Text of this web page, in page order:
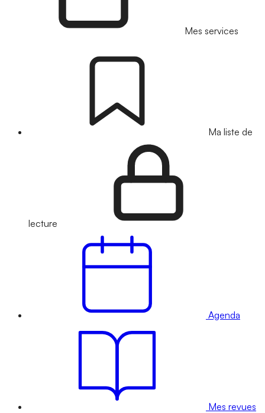
Mes services
Ma liste de
lecture
Agenda
Mes revues